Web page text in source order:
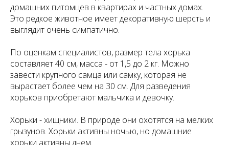
домашних питомцев в квартирах и частных домах.
Это редкое животное имеет декоративную шерсть и
выглядит очень симпатично.
По оценкам специалистов, размер тела хорька
составляет 40 см, масса - от 1,5 до 2 кг. Можно
завести крупного самца или самку, которая не
вырастает более чем на 30 см. Для разведения
хорьков приобретают мальчика и девочку.
Хорьки - хищники. В природе они охотятся на мелких
грызунов. Хорьки активны ночью, но домашние
хорьки активны днем.